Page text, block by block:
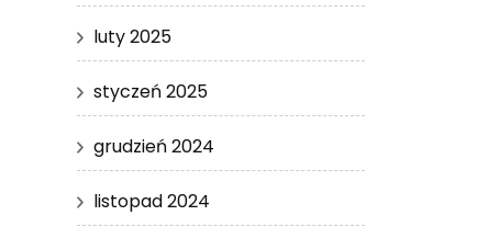
luty 2025
styczeń 2025
grudzień 2024
listopad 2024